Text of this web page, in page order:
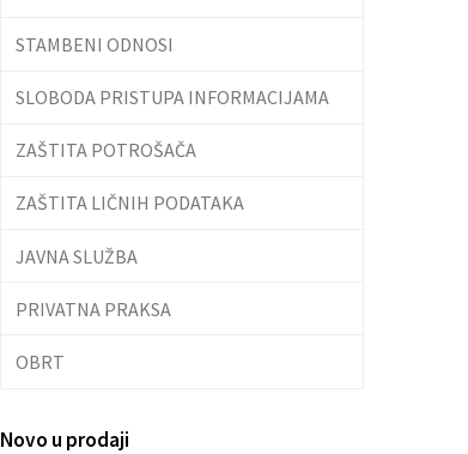
STAMBENI ODNOSI
SLOBODA PRISTUPA INFORMACIJAMA
ZAŠTITA POTROŠAČA
ZAŠTITA LIČNIH PODATAKA
JAVNA SLUŽBA
PRIVATNA PRAKSA
OBRT
Novo u prodaji